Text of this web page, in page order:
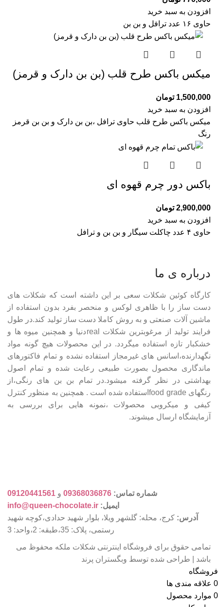
افزودن به سبد خرید
حاوی ۱۶ عدد ترافل و بن بن
میکس باکس طرح قلب (بن بن دارک و قرمز)
1,500,000 تومان
افزودن به سبد خرید
میکس باکس طرح قلب حاوی ترافل ،بن بن دارک و بن بن قرمز
رنگ
باکس دور چرم قهوه ای
2,900,000 تومان
افزودن به سبد خرید
حاوی ۴ عدد چاکلت سیگار و بن بن و ترافل
درباره ی ما
کارگاه کوئین شکلات سعی بر این داشته است که شکلات های
دست ساز را با ظاهری لوکس و منحصر بفرد بدون استفاده از
ماشین آلات صنعتی و به روش کاملا دست ساز تولید کند.در طول
فرایند تولید از مرغوبترین شکلات realدنیا و همچنین میوه ها و
خشکبار تازه استفاده میگردد. در این محصولات هیچ گونه مواد
نگهدارنده،اسانس های غیرمجاز استفاده نشده و تمام فاکتورهای
ماندگاری محصول بصورت طبیعی رعایت شده و تمام اصول
بهداشتی در نظر گرفته میشود.در تمام بن بن های رنگی،از
رنگهای food gradeاستفاده شده است . همچنین به منظور کنترل
کیفی و میکروبی محصولات ،نمونه هایی برای بررسی به
آزمایشگاه ارسال میشوند.
شماره تماس: 09368036876 و 09120441561
ایمیل: info@queen-chocolate.ir
آدرس: کرج، محله: گلشهر ویلا، بلوار شهید حدادی،کوچه شهید
رستمی، پلاک: 35،طبقه: 2،واحد: 3
تمامی حقوق برای فروشگاه اینترنتی شکلات ملکه محفوظ می
باشد | طراحی شده توسط وبگستران پرند
فروشگاه
0 علاقه مندی ها
0 موارد محصول